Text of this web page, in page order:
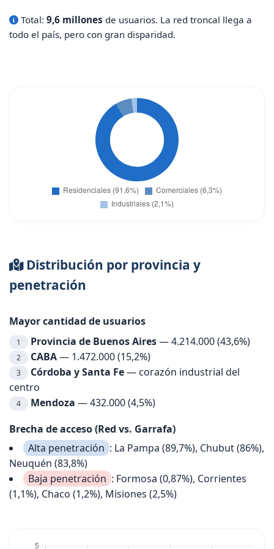
Total: 9,6 millones de usuarios. La red troncal llega a
todo el país, pero con gran disparidad.
Distribución por provincia y
penetración
Mayor cantidad de usuarios
1 Provincia de Buenos Aires— 4.214.000 (43,6%)
2 CABA— 1.472.000 (15,2%)
3 Córdoba y Santa Fe— corazón industrial del
centro
4 Mendoza — 432.000 (4,5%)
Brecha de acceso (Red vs. Garrafa)
Alta penetración : La Pampa (89,7%), Chubut (86%),
Neuquén (83,8%)
Baja penetración : Formosa (0,87%), Corrientes
(1,1%), Chaco (1,2%), Misiones (2,5%)